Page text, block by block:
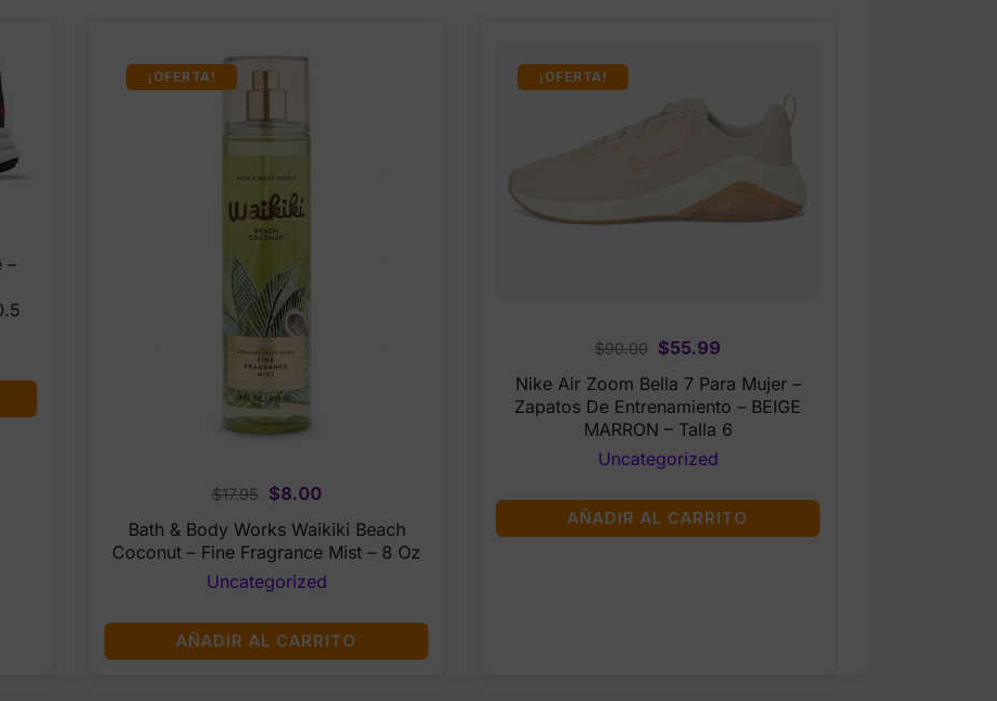
–
¡OFERTA!
$17.95
Original
price
was:
$17.95.
$8.00Current
price
is:
$8.00.
Bath & Body Works Waikiki Beach
Coconut – Fine Fragrance Mist – 8 Oz
Uncategorized
AÑADIR AL CARRITO
¡OFERTA!
$90.00 Original
price
was:
$90.00.
$55.99
price
is:
$55.99.
Nike Air Zoom Bella 7 Para Mujer –
Zapatos De Entrenamiento – BEIGE
MARRON – Talla 6
Uncategorized
AÑADIR AL CARRITO